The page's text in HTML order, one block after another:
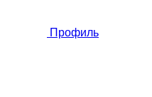
Профиль